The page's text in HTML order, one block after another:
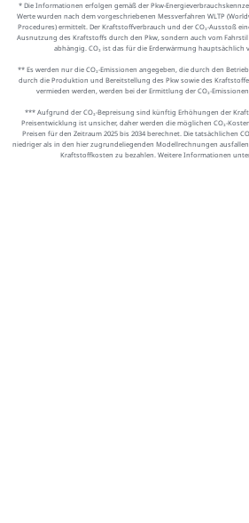
* Die Informationen erfolgen gemäß der Pkw-
Werte wurden nach dem vorgeschriebenen Messverfahren WLTP
Procedures) ermittelt. Der Kraftstoffverbrauch und der CO₂-Ausstoß
Ausnutzung des Kraftstoffs durch den Pkw, sondern auch vom
abhängig. CO₂ ist das für die Erderwärmung hauptsächlich
** Es werden nur die CO₂-Emissionen angegeben, die durch den
durch die Produktion und Bereitstellung des Pkw sowie des
vermieden werden, werden bei der Ermittlung der CO₂-
*** Aufgrund der CO₂-Bepreisung sind künftig Erhöhungen der
Preisentwicklung ist unsicher, daher werden die möglichen CO₂-
Preisen für den Zeitraum 2025 bis 2034 berechnet. Die tatsächlichen
niedriger als in den hier zugrundeliegenden Modellrechnungen
Kraftstoffkosten zu bezahlen. Weitere Informationen